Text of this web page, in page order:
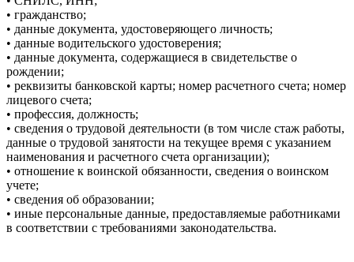
• гражданство;
• данные документа, удостоверяющего личность;
• данные водительского удостоверения;
• данные документа, содержащиеся в свидетельстве о
рождении;
• реквизиты банковской карты; номер расчетного счета; номер
лицевого счета;
• профессия, должность;
• сведения о трудовой деятельности (в том числе стаж работы,
данные о трудовой занятости на текущее время с указанием
наименования и расчетного счета организации);
• отношение к воинской обязанности, сведения о воинском
учете;
• сведения об образовании;
• иные персональные данные, предоставляемые работниками
в соответствии с требованиями законодательства.